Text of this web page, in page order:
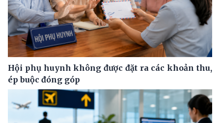
Hội phụ huynh không được đặt ra các khoản thu,
ép buộc đóng góp